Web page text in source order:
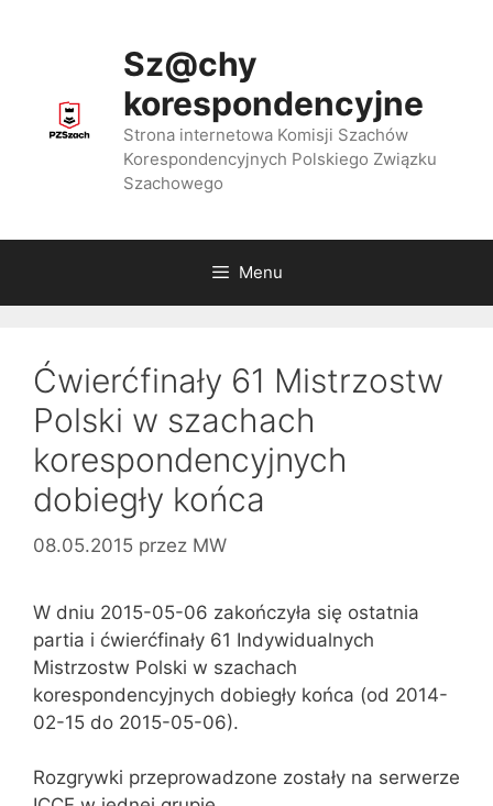
Sz@chy
korespondencyjne
Strona internetowa Komisji Szachów
Korespondencyjnych Polskiego Związku
Szachowego
Menu
Ćwierćfinały 61 Mistrzostw
Polski w szachach
korespondencyjnych
dobiegły końca
08.05.2015 przez MW
W dniu 2015-05-06 zakończyła się ostatnia
partia i ćwierćfinały 61 Indywidualnych
Mistrzostw Polski w szachach
korespondencyjnych dobiegły końca (od 2014-
02-15 do 2015-05-06).
Rozgrywki przeprowadzone zostały na serwerze